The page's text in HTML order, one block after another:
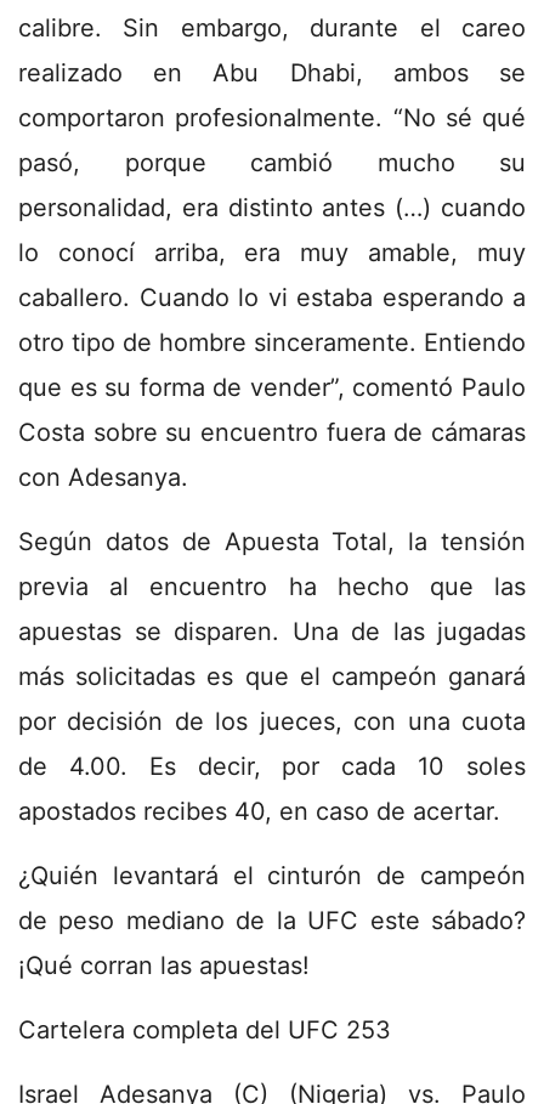
calibre. Sin embargo, durante el careo
realizado en Abu Dhabi, ambos se
comportaron profesionalmente. “No sé qué
pasó, porque cambió mucho su
personalidad, era distinto antes (…) cuando
lo conocí arriba, era muy amable, muy
caballero. Cuando lo vi estaba esperando a
otro tipo de hombre sinceramente. Entiendo
que es su forma de vender”, comentó Paulo
Costa sobre su encuentro fuera de cámaras
con Adesanya.
Según datos de Apuesta Total, la tensión
previa al encuentro ha hecho que las
apuestas se disparen. Una de las jugadas
más solicitadas es que el campeón ganará
por decisión de los jueces, con una cuota
de 4.00. Es decir, por cada 10 soles
apostados recibes 40, en caso de acertar.
¿Quién levantará el cinturón de campeón
de peso mediano de la UFC este sábado?
¡Qué corran las apuestas!
Cartelera completa del UFC 253
Israel Adesanya (C) (Nigeria) vs. Paulo